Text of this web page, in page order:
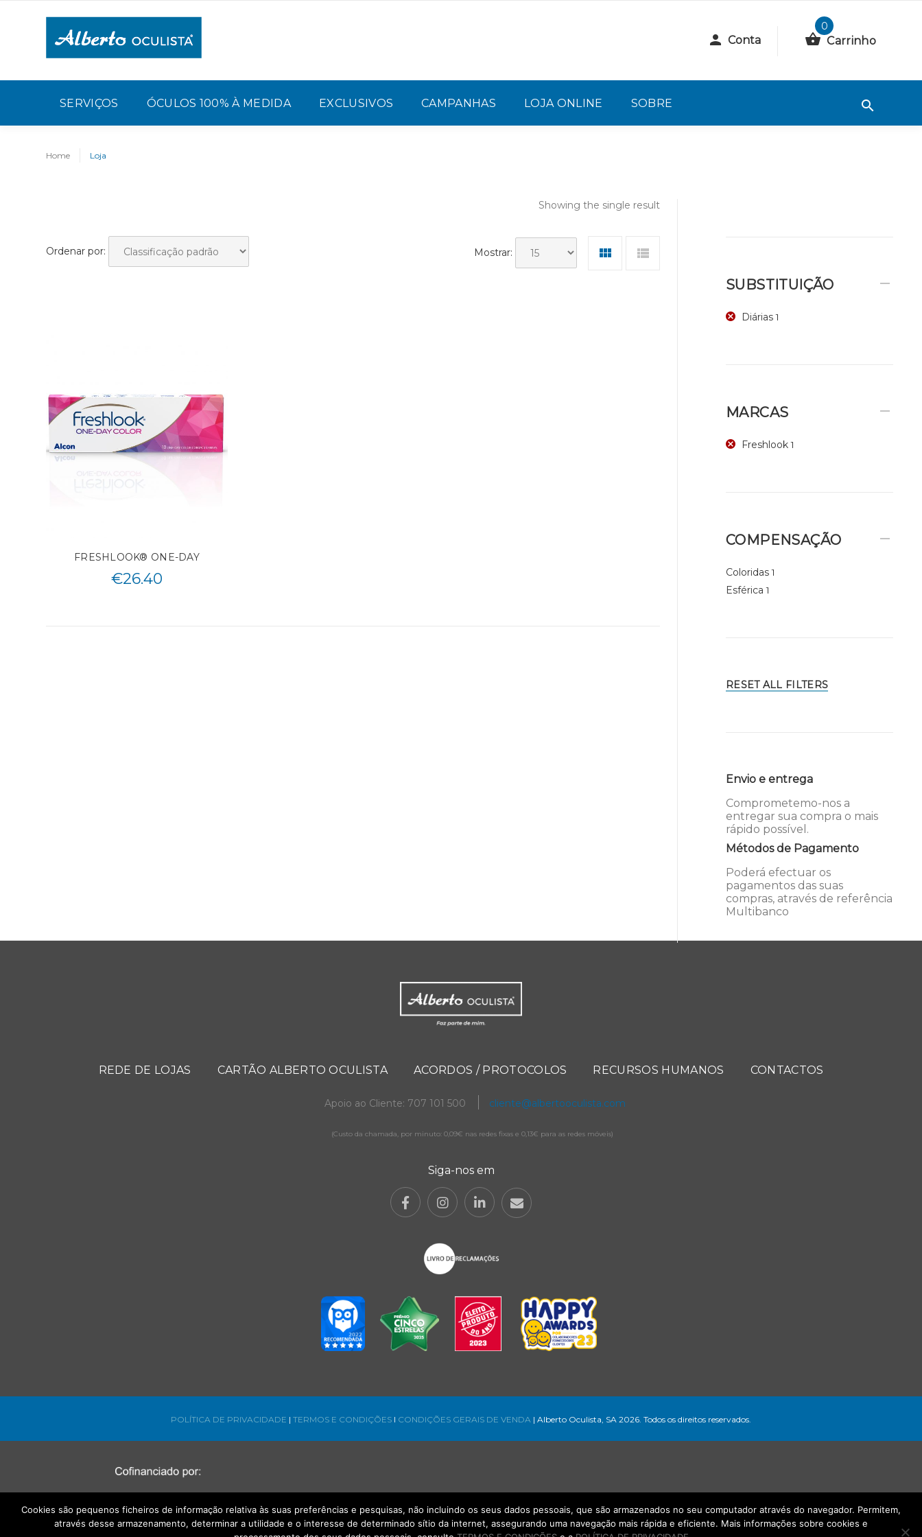
Conta
0
Carrinho
SERVIÇOS ÓCULOS 100% À MEDIDA EXCLUSIVOS CAMPANHAS LOJA ONLINE SOBRE
Home Loja
Showing the single result
Ordenar por: Mostrar:
FRESHLOOK® ONE-DAY
€26.40
SUBSTITUIÇÃO
Diárias 1
MARCAS
Freshlook 1
COMPENSAÇÃO
Coloridas 1
Esférica 1
RESET ALL FILTERS
Envio e entrega
Comprometemo-nos a
entregar sua compra o mais
rápido possível.
Métodos de Pagamento
Poderá efectuar os
pagamentos das suas
compras, através de referência
Multibanco
REDE DE LOJAS CARTÃO ALBERTO OCULISTA ACORDOS / PROTOCOLOS RECURSOS HUMANOS CONTACTOS
Apoio ao Cliente: 707 101 500 cliente@albertooculista.com
(Custo da chamada, por minuto: 0,09€ nas redes fixas e 0,13€ para as redes móveis)
Siga-nos em
POLÍTICA DE PRIVACIDADE | TERMOS E CONDIÇÕES l CONDIÇÕES GERAIS DE VENDA | Alberto Oculista, SA 2026. Todos os direitos reservados.
Cookies são pequenos ficheiros de informação relativa às suas preferências e pesquisas, não incluindo os seus dados pessoais, que são armazenados no seu computador através do navegador. Permitem,
através desse armazenamento, determinar a utilidade e o interesse de determinado sítio da internet, assegurando uma navegação mais rápida e eficiente. Mais informações sobre cookies e